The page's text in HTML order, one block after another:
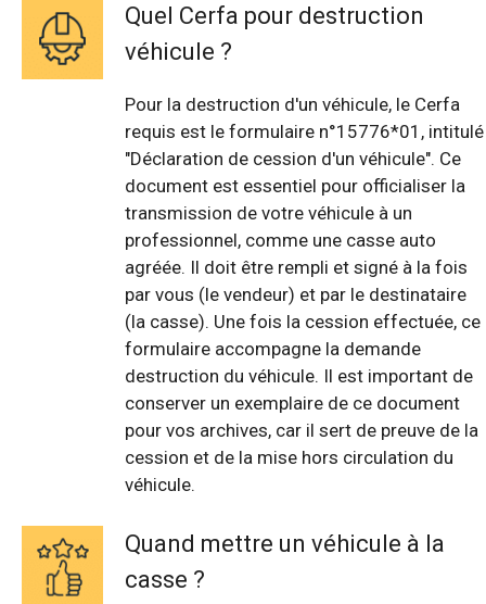
Quel Cerfa pour destruction
véhicule ?
Pour la destruction d'un véhicule, le Cerfa
requis est le formulaire n°15776*01, intitulé
"Déclaration de cession d'un véhicule". Ce
document est essentiel pour officialiser la
transmission de votre véhicule à un
professionnel, comme une casse auto
agréée. Il doit être rempli et signé à la fois
par vous (le vendeur) et par le destinataire
(la casse). Une fois la cession effectuée, ce
formulaire accompagne la demande
destruction du véhicule. Il est important de
conserver un exemplaire de ce document
pour vos archives, car il sert de preuve de la
cession et de la mise hors circulation du
véhicule.
Quand mettre un véhicule à la
casse ?